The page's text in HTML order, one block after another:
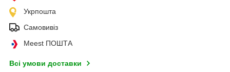
Укрпошта
Самовивіз
Meest ПОШТА
Всі умови доставки